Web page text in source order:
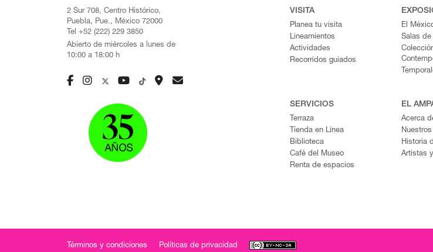
2 Sur 708, Centro Histórico,
Puebla, Pue., México 72000
Tel +52 (222) 229 3850
Abierto de miércoles a lunes de
10:00 a 18:00 h
VISITA
Planea tu visita
Lineamientos
Actividades
Recorridos guiados
El
Salas de
SERVICIOS
Terraza
Tienda en Línea
Biblioteca
Café del Museo
Renta de espacios
EL
Acerca
Historia
Artistas
Términos y condiciones Políticas de privacidad